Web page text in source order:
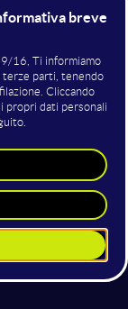
Un
dei
nei
si differenzia
dei
automatico o